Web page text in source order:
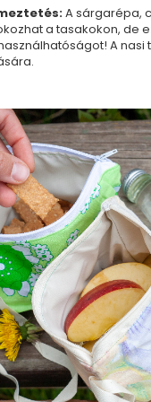
A sárgarépa,
a tasakokon, de
A nasi